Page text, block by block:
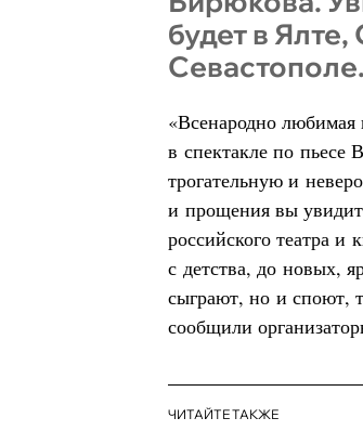
будет в
Севастополе.
«Всенародно
в спектакле по
трогательную и
и прощения вы
российского театра
с детства, до новых,
сыграют, но и споют,
сообщили
ЧИТАЙТЕ ТАКЖЕ